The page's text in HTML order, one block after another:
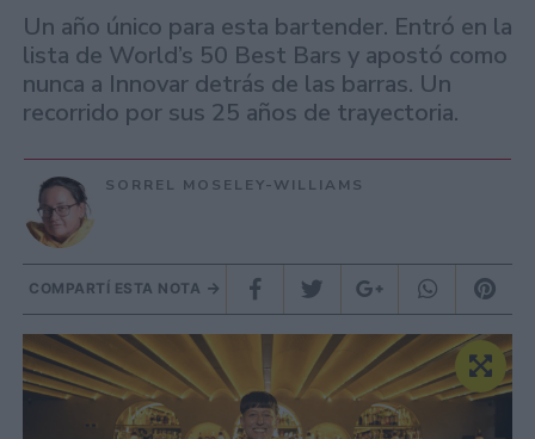
Un año único para esta bartender. Entró en la
lista de World’s 50 Best Bars y apostó como
nunca a Innovar detrás de las barras. Un
recorrido por sus 25 años de trayectoria.
SORREL MOSELEY-WILLIAMS
COMPARTÍ ESTA NOTA